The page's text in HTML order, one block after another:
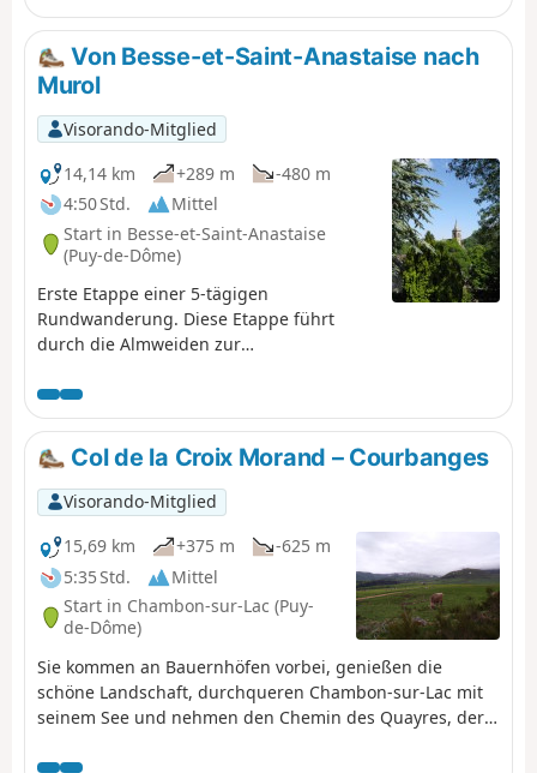
Von Besse-et-Saint-Anastaise nach
Murol
Visorando-Mitglied
14,14 km
+289 m
-480 m
4:50 Std.
Mittel
Start in Besse-et-Saint-Anastaise
(Puy-de-Dôme)
Erste Etappe einer 5-tägigen
Rundwanderung. Diese Etappe führt
durch die Almweiden zur
schöne Tour, die in der Nähe des Lac
Chambon endet.
Col de la Croix Morand – Courbanges
Visorando-Mitglied
15,69 km
+375 m
-625 m
5:35 Std.
Mittel
Start in Chambon-sur-Lac (Puy-
de-Dôme)
Sie kommen an Bauernhöfen vorbei, genießen die
schöne Landschaft, durchqueren Chambon-sur-Lac mit
seinem See und nehmen den Chemin des Quayres, der